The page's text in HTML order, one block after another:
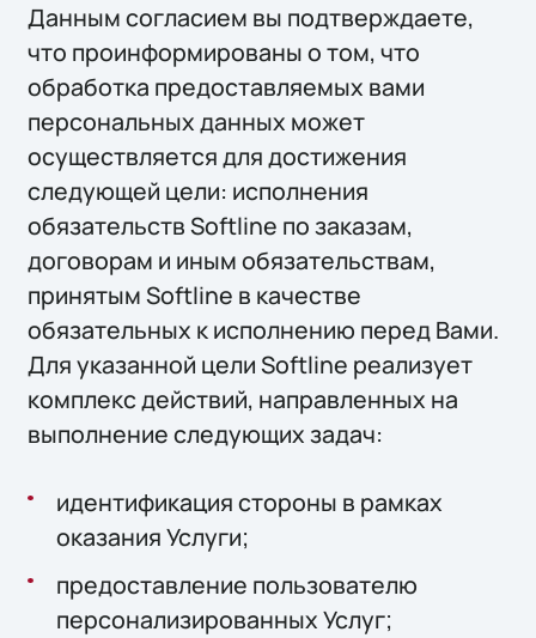
Данным согласием вы подтверждаете,
что проинформированы о том, что
обработка предоставляемых вами
персональных данных может
осуществляется для достижения
следующей цели: исполнения
обязательств Softline по заказам,
договорам и иным обязательствам,
принятым Softline в качестве
обязательных к исполнению перед Вами.
Для указанной цели Softline реализует
комплекс действий, направленных на
выполнение следующих задач:
идентификация стороны в рамках
оказания Услуги;
предоставление пользователю
персонализированных Услуг;